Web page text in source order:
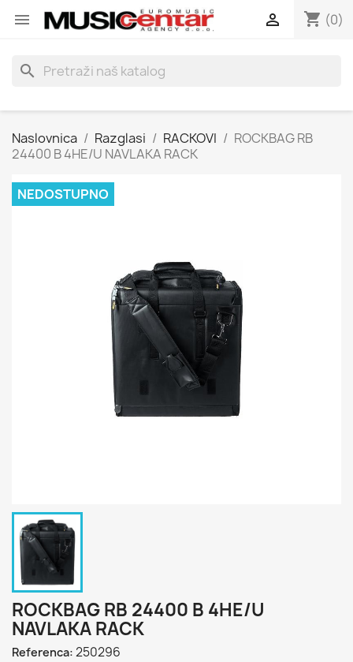
 shopping_cart (0)

search
Naslovnica Razglasi RACKOVI
ROCKBAG RB
24400 B 4HE/U NAVLAKA RACK
NEDOSTUPNO
ROCKBAG RB 24400 B 4HE/U
NAVLAKA RACK
Referenca: 250296